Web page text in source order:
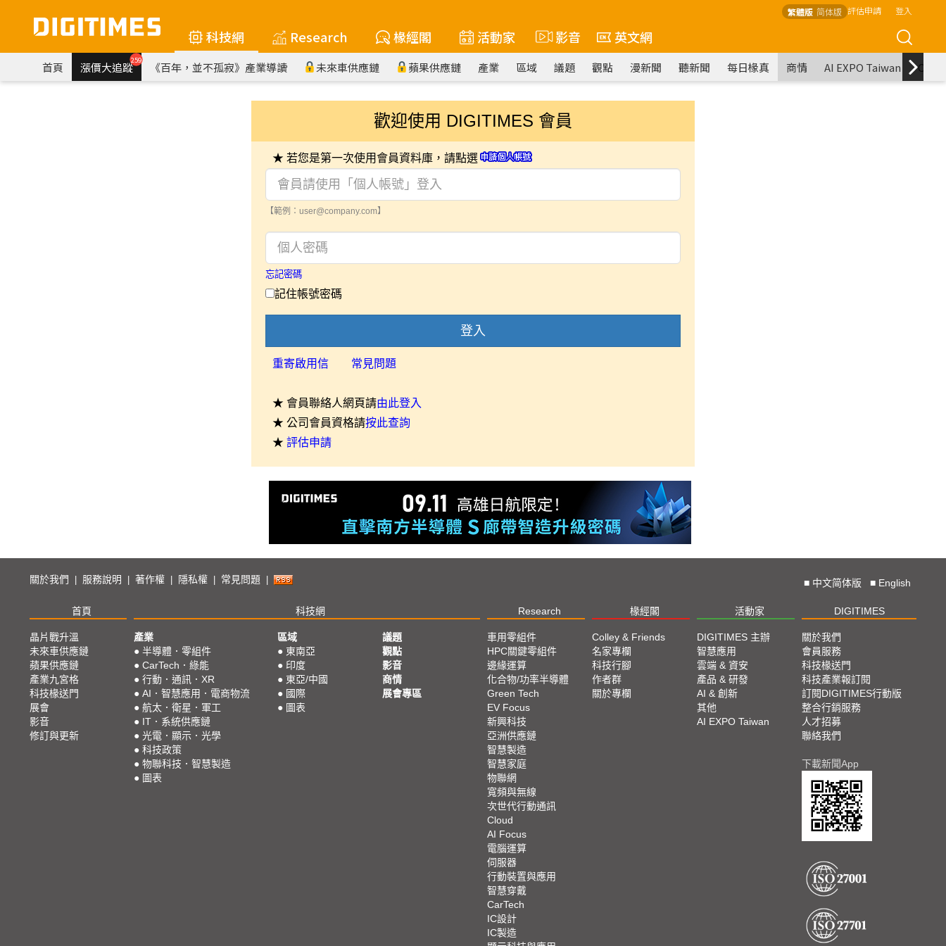
繁體版 简体版 評估申請 登入
科技網 Research 椽經閣 活動家 影音 英文網
首頁 漲價大追蹤259 《百年，並不孤寂》產業導讀 未來車供應鏈 蘋果供應鏈 產業 區域 議題 觀點 漫新聞 聽新聞 每日椽真 商情 AI EXPO Taiwan
歡迎使用 DIGITIMES 會員
★ 若您是第一次使用會員資料庫，請點選
【範例：user@company.com】
忘記密碼
記住帳號密碼
登入
重寄啟用信 常見問題
★ 會員聯絡人網頁請由此登入
★ 公司會員資格請按此查詢
★ 評估申請
關於我們 服務說明 著作權 隱私權 常見問題 ■ 中文简体版 ■ English
首頁 科技網 Research 椽經閣 活動家 DIGITIMES
晶片戰升溫
未來車供應鏈
蘋果供應鏈
產業九宮格
科技椽送門
展會
影音
修訂與更新
產業
● 半導體．零組件
● CarTech．綠能
● 行動．通訊．XR
● AI．智慧應用．電商物流
● 航太．衛星．軍工
● IT．系統供應鏈
● 光電．顯示．光學
● 科技政策
● 物聯科技．智慧製造
● 圖表
區域
● 東南亞
● 印度
● 東亞/中國
● 國際
● 圖表
議題
觀點
影音
商情
展會專區
車用零組件
HPC關鍵零組件
邊緣運算
化合物/功率半導體
Green Tech
EV Focus
新興科技
亞洲供應鏈
智慧製造
智慧家庭
物聯網
寬頻與無線
次世代行動通訊
Cloud
AI Focus
電腦運算
伺服器
行動裝置與應用
智慧穿戴
CarTech
IC設計
IC製造
Colley & Friends
名家專欄
科技行腳
作者群
關於專欄
DIGITIMES 主辦
智慧應用
雲端 & 資安
產品 & 研發
AI & 創新
其他
AI EXPO Taiwan
關於我們
會員服務
科技椽送門
科技產業報訂閱
訂閱DIGITIMES行動版
整合行銷服務
人才招募
聯絡我們
下載新聞App